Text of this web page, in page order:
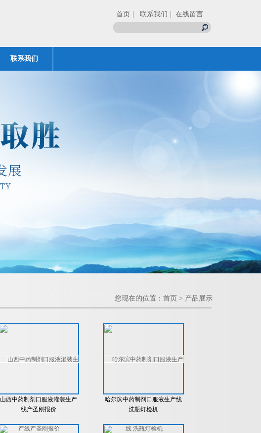
首页 | 联系我们 | 在线留言
联系我们
您现在的位置： 首页 > 产品展示
山西中药制剂口服液灌装生产
线产圣刚报价
哈尔滨中药制剂口服液生产线
洗瓶灯检机